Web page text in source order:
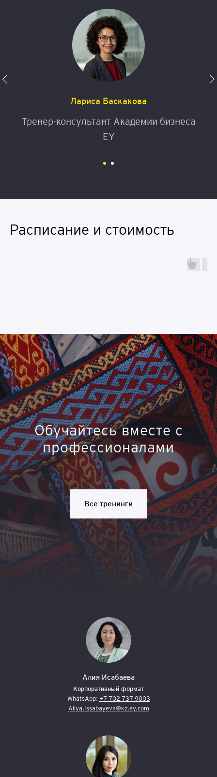
Лариса Баскакова
Тренер-консультант Академии бизнеса
EY
Расписание и стоимость
Обучайтесь вместе с
профессионалами
Все тренинги
Алия Исабаева
Корпоративный формат
WhatsApp: +7 702 737 9003
Aliya.Issabayeva@kz.ey.com